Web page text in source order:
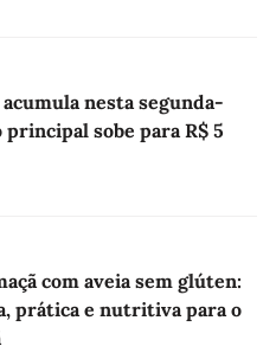
nesta segunda-
sobe para R$ 5
com aveia sem glúten:
prática e nutritiva para o